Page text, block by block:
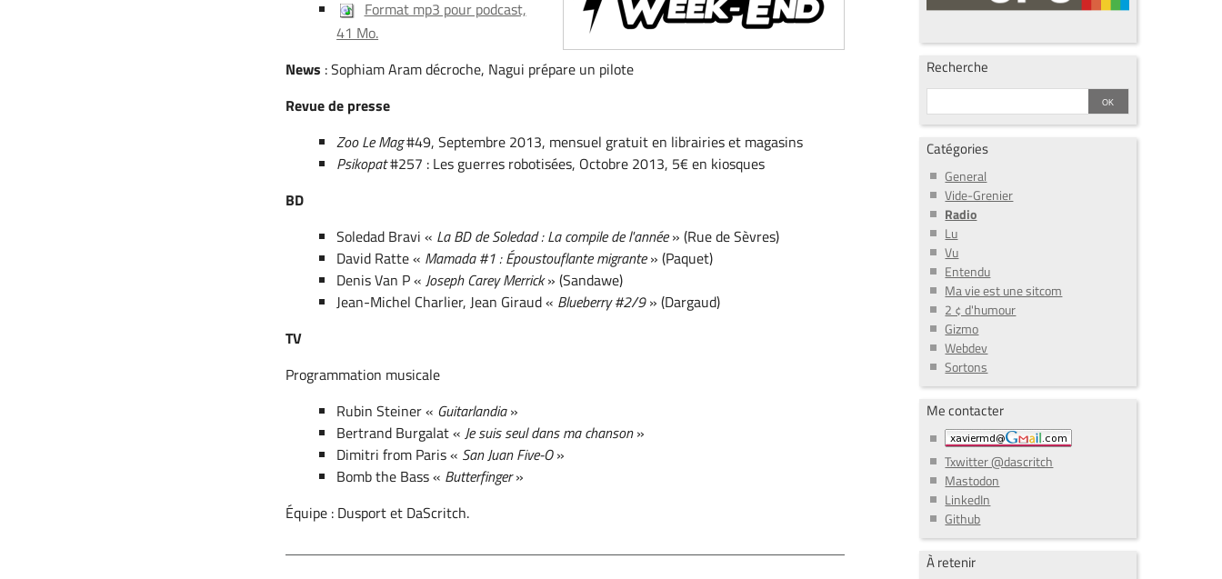
Format mp3 pour podcast,
41 Mo.
News : Sophiam Aram décroche, Nagui prépare un pilote
Revue de presse
Zoo Le Mag#49, Septembre 2013, mensuel gratuit en librairies et magasins
Psikopat#257 : Les guerres robotisées, Octobre 2013, 5€ en kiosques
BD
Soledad Bravi « La BD de Soledad : La compile de l'année» (Rue de Sèvres)
David Ratte « Mamada #1 : Époustouflante migrante» (Paquet)
Denis Van P «Joseph Carey Merrick» (Sandawe)
Jean-Michel Charlier, Jean Giraud « Blueberry #2/9» (Dargaud)
TV
Programmation musicale
Rubin Steiner « Guitarlandia»
Bertrand Burgalat «Je suis seul dans ma chanson»
Dimitri from Paris « San Juan Five-O»
Bomb the Bass « Butterfinger»
Équipe : Dusport et DaScritch.
Recherche
Catégories
General
Vide-Grenier
Radio
Lu
Vu
Entendu
Ma vie est une sitcom
2 ¢ d'humour
Gizmo
Webdev
Sortons
Me contacter
Txwitter @dascritch
Mastodon
LinkedIn
Github
À retenir